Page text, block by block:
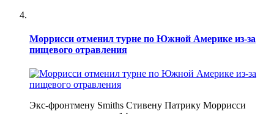
Моррисси отменил турне по Южной Америке из-за
пищевого отравления
Экс-фронтмену Smiths Стивену Патрику Моррисси